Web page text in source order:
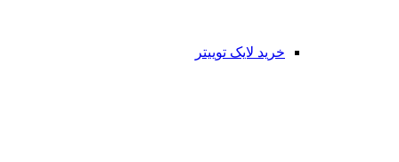
خرید لایک توییتر